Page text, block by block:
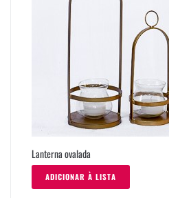
Lanterna ovalada
ADICIONAR À LISTA